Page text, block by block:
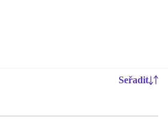
Seřadit